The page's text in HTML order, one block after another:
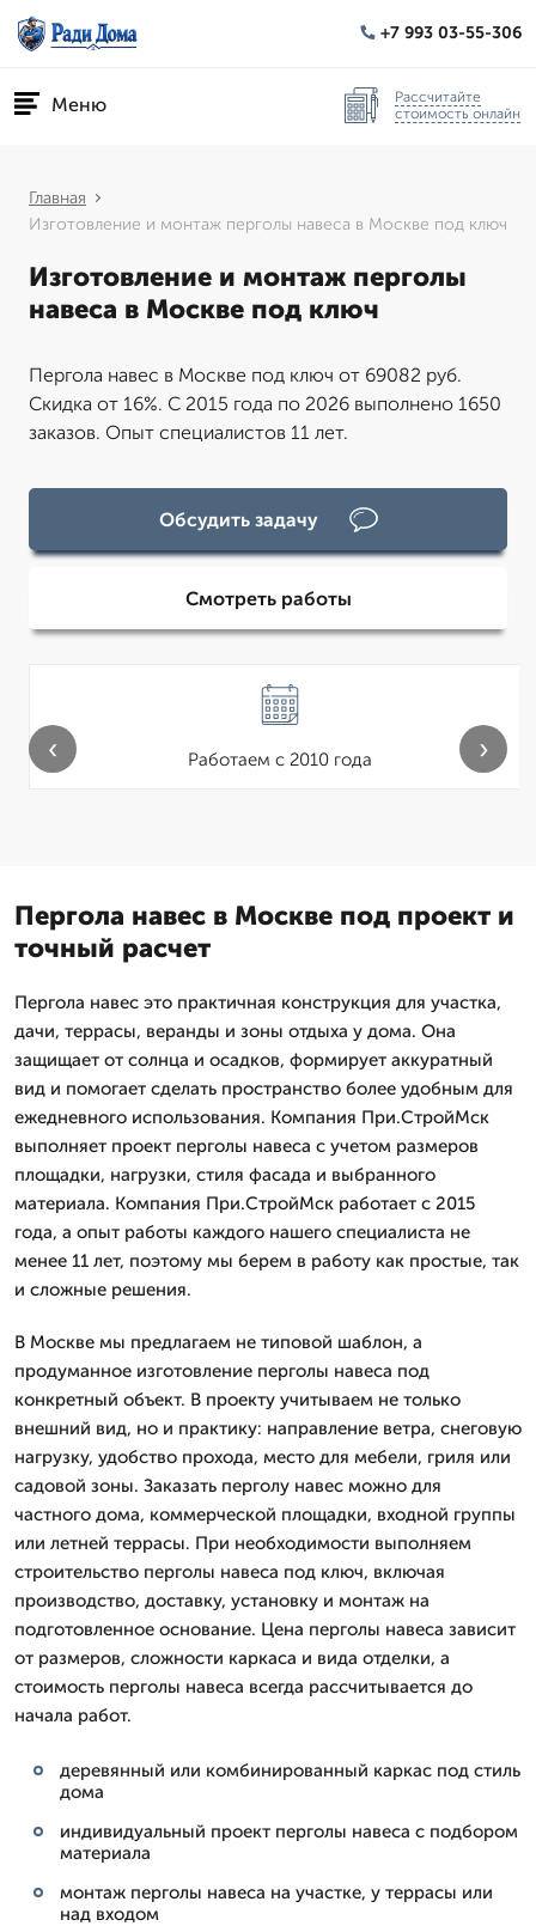
+7 993 03-55-306
Меню
Рассчитайте
стоимость онлайн
Главная
Изготовление и монтаж перголы навеса в Москве под ключ
Изготовление и монтаж перголы
навеса в Москве под ключ
Пергола навес в Москве под ключ от 69082 руб.
Скидка от 16%. С 2015 года по 2026 выполнено 1650
заказов. Опыт специалистов 11 лет.
Обсудить задачу
Смотреть работы
Работаем с 2010 года
‹ ›
Пергола навес в Москве под проект и
точный расчет
Пергола навес это практичная конструкция для участка,
дачи, террасы, веранды и зоны отдыха у дома. Она
защищает от солнца и осадков, формирует аккуратный
вид и помогает сделать пространство более удобным для
ежедневного использования. Компания При.СтройМск
выполняет проект перголы навеса с учетом размеров
площадки, нагрузки, стиля фасада и выбранного
материала. Компания При.СтройМск работает с 2015
года, а опыт работы каждого нашего специалиста не
менее 11 лет, поэтому мы берем в работу как простые, так
и сложные решения.
В Москве мы предлагаем не типовой шаблон, а
продуманное изготовление перголы навеса под
конкретный объект. В проекту учитываем не только
внешний вид, но и практику: направление ветра, снеговую
нагрузку, удобство прохода, место для мебели, гриля или
садовой зоны. Заказать перголу навес можно для
частного дома, коммерческой площадки, входной группы
или летней террасы. При необходимости выполняем
строительство перголы навеса под ключ, включая
производство, доставку, установку и монтаж на
подготовленное основание. Цена перголы навеса зависит
от размеров, сложности каркаса и вида отделки, а
стоимость перголы навеса всегда рассчитывается до
начала работ.
деревянный или комбинированный каркас под стиль
дома
индивидуальный проект перголы навеса с подбором
материала
монтаж перголы навеса на участке, у террасы или
над входом